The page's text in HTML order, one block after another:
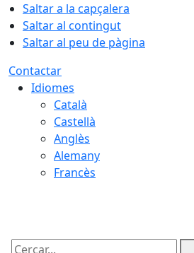
Saltar a la capçalera
Saltar al contingut
Saltar al peu de pàgina
Contactar
Idiomes
Català
Castellà
Anglès
Alemany
Francès